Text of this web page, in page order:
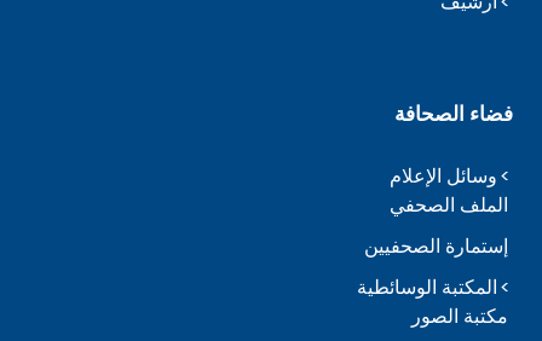
فضاء الصحافة
وسائل الإعلام
الملف الصحفي
إستمارة الصحفيين
المكتبة الوسائطية
مكتبة الصور